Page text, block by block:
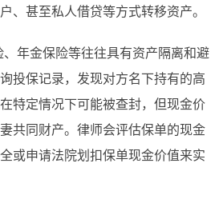
、甚至私人借贷等方式转移资产。
、年金保险等往往具有资产隔离和避
投保记录，发现对方名下持有的高
特定情况下可能被查封，但现金价
共同财产。律师会评估保单的现金
或申请法院划扣保单现金价值来实